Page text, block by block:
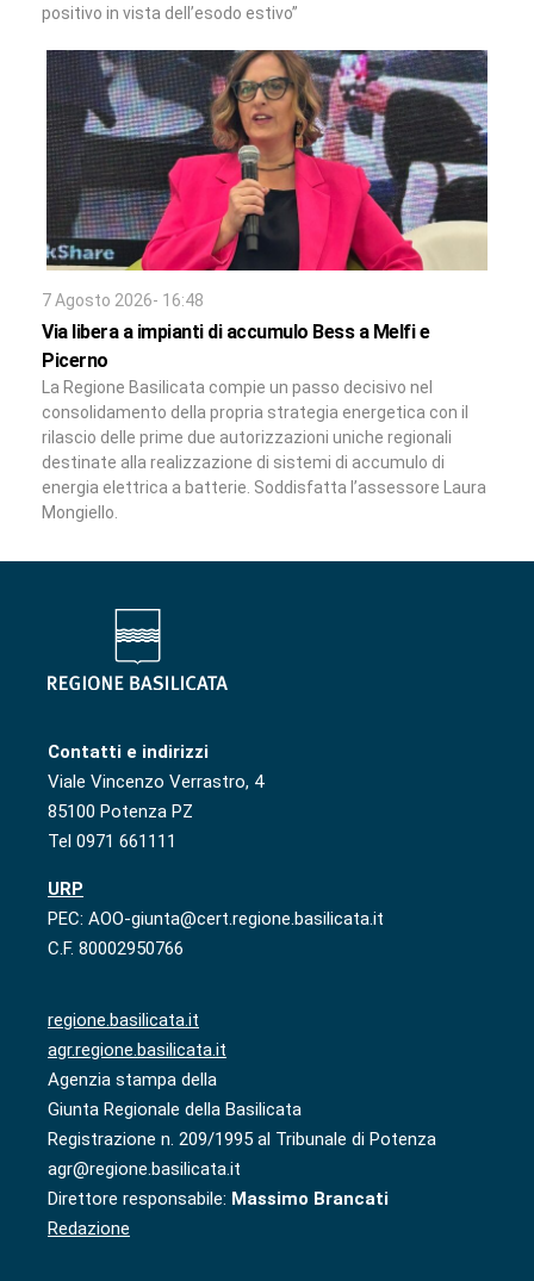
positivo in vista dell’esodo estivo”
7 Agosto 2026- 16:48
Via libera a impianti di accumulo Bess a Melfi e
Picerno
La Regione Basilicata compie un passo decisivo nel
consolidamento della propria strategia energetica con il
rilascio delle prime due autorizzazioni uniche regionali
destinate alla realizzazione di sistemi di accumulo di
energia elettrica a batterie. Soddisfatta l’assessore Laura
Mongiello.
Contatti e indirizzi
Viale Vincenzo Verrastro, 4
85100 Potenza PZ
Tel 0971 661111
URP
PEC: AOO-giunta@cert.regione.basilicata.it
C.F. 80002950766
regione.basilicata.it
agr.regione.basilicata.it
Agenzia stampa della
Giunta Regionale della Basilicata
Registrazione n. 209/1995 al Tribunale di Potenza
agr@regione.basilicata.it
Direttore responsabile: Massimo Brancati
Redazione